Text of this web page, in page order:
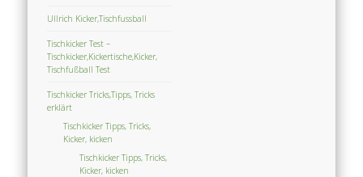
Ullrich Kicker,Tischfussball
Tischkicker Test –
Tischkicker,Kickertische,Kicker,
Tischfußball Test
Tischkicker Tricks,Tipps, Tricks
erklärt
Tischkicker Tipps, Tricks,
Kicker, kicken
Tischkicker Tipps, Tricks,
Kicker, kicken